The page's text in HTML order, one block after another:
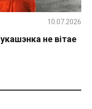
не вітае
10.07.2026